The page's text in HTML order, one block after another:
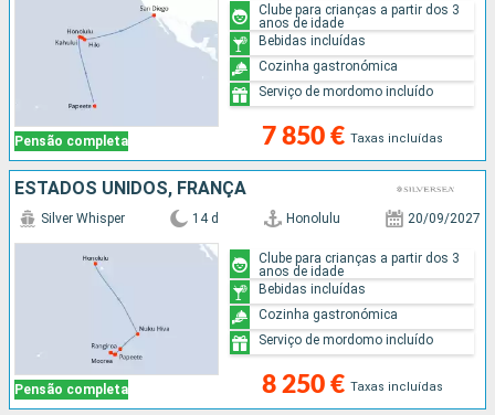
Pensão completa 7 850 € Taxas incluídas
Clube para crianças a partir dos 3
anos de idade
Bebidas incluídas
Cozinha gastronómica
Serviço de mordomo incluído
ESTADOS UNIDOS, FRANÇA
Pensão completa
Silver Whisper 14 d Honolulu 20/09/2027
8 250 € Taxas incluídas
Clube para crianças a partir dos 3
anos de idade
Bebidas incluídas
Cozinha gastronómica
Serviço de mordomo incluído